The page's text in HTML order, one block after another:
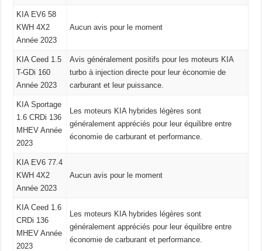
KIA EV6 58
KWH 4X2
Année 2023
Aucun avis pour le moment
KIA Ceed 1.5
T-GDi 160
Année 2023
Avis généralement positifs pour les moteurs KIA
turbo à injection directe pour leur économie de
carburant et leur puissance.
KIA Sportage
1.6 CRDi 136
MHEV Année
2023
Les moteurs KIA hybrides légères sont
généralement appréciés pour leur équilibre entre
économie de carburant et performance.
KIA EV6 77.4
KWH 4X2
Année 2023
Aucun avis pour le moment
KIA Ceed 1.6
CRDi 136
MHEV Année
2023
Les moteurs KIA hybrides légères sont
généralement appréciés pour leur équilibre entre
économie de carburant et performance.